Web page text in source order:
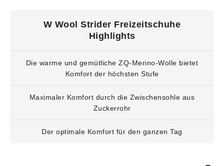
W Wool Strider Freizeitschuhe
Highlights
Die warme und gemütliche ZQ-Merino-Wolle bietet
Komfort der höchsten Stufe
Maximaler Komfort durch die Zwischensohle aus
Zuckerrohr
Der optimale Komfort für den ganzen Tag